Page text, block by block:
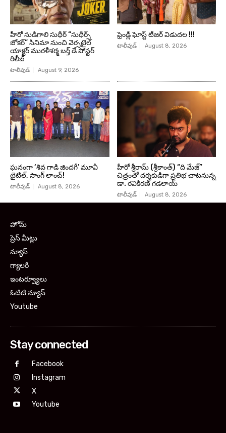
హీరో సుడిగాలి సుధీర్ “సుధీర్స్
జోకర్” సినిమా నుంచి వెర్సటైల్
యాక్టర్ మురళీశర్మ బర్త్ డే పోస్టర్
రిలీజ్
టాలీవుడ్ August 9, 2026
ఫ్రెండ్లీ ఘోస్ట్ టీజర్ విడుదల !!!
టాలీవుడ్ August 8, 2026
ఘనంగా ‘శివ గాడి జింద‌గీ’ మూవీ
టైటిల్, సాంగ్ లాంచ్!
టాలీవుడ్ August 8, 2026
హీరో శ్రీరామ్ (శ్రీకాంత్) “ది మేజ్”
చిత్రంతో దర్శకుడిగా ప్రతిభ చాటనున్న
డా. రవికిరణ్ గడలాయ్
టాలీవుడ్ August 8, 2026
హోమ్
ప్రెస్ మీట్లు
న్యూస్
గ్యాలరీ
ఇంటర్వ్యూలు
ఓటిటి న్యూస్
Youtube
Stay connected
Facebook
Instagram
X
Youtube